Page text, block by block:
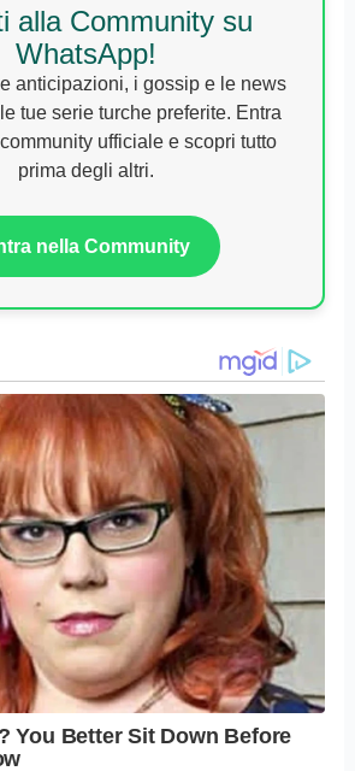
alla Community su
WhatsApp!
anticipazioni, i gossip e le news
tue serie turche preferite. Entra
ufficiale e scopri tutto
prima degli altri.
nella Community